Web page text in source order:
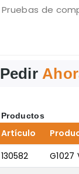
Pruebas de
Pedir
Productos
Artículo
130582